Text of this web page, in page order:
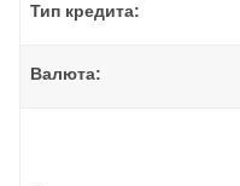
Тип кредита:
Валюта: